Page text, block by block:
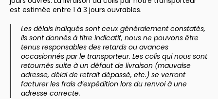
est estimée entre 1 à 3 jours ouvrables.
Les délais indiqués sont ceux généralement constatés,
ils sont donnés à titre indicatif, nous ne pouvons être
tenus responsables des retards ou avances
occasionnés par le transporteur. Les colis qui nous sont
retournés suite à un défaut de livraison (mauvaise
adresse, délai de retrait dépassé, etc.) se verront
facturer les frais d’expédition lors du renvoi à une
adresse correcte.